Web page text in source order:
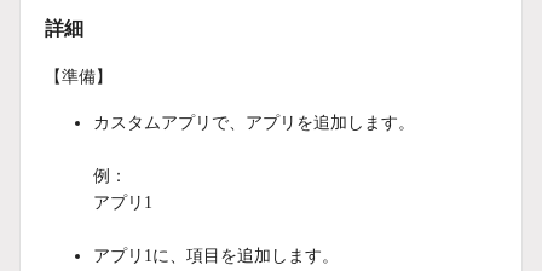
詳細
【準備】
カスタムアプリで、アプリを追加します。
例：
アプリ1
アプリ1に、項目を追加します。